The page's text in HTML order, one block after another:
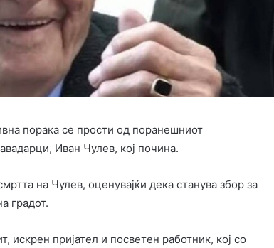
порака се прости од поранешниот
Иван Чулев, кој почина.
на Чулев, оценувајќи дека станува збор за
градот.
искрен пријател и посветен работник, кој со